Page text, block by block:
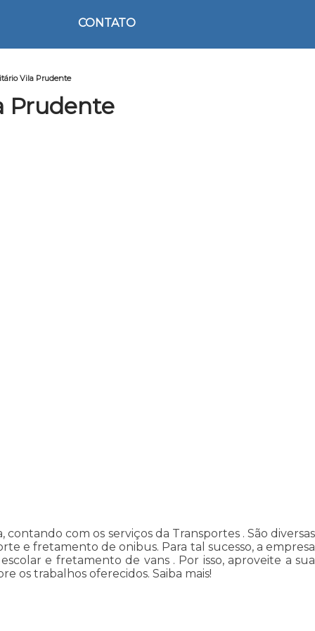
CONTATO
Vila Prudente
Prudente
com os serviços da Transportes . São diversas
e fretamento de onibus. Para tal sucesso, a empresa
e fretamento de vans . Por isso, aproveite a sua
os trabalhos oferecidos. Saiba mais!